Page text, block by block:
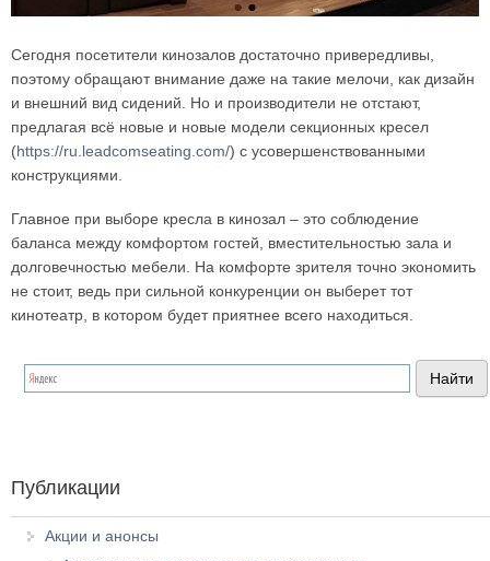
Сегодня посетители кинозалов достаточно привередливы,
поэтому обращают внимание даже на такие мелочи, как дизайн
и внешний вид сидений. Но и производители не отстают,
предлагая всё новые и новые модели секционных кресел
(https://ru.leadcomseating.com/) с усовершенствованными
конструкциями.
Главное при выборе кресла в кинозал – это соблюдение
баланса между комфортом гостей, вместительностью зала и
долговечностью мебели. На комфорте зрителя точно экономить
не стоит, ведь при сильной конкуренции он выберет тот
кинотеатр, в котором будет приятнее всего находиться.
Публикации
Акции и анонсы